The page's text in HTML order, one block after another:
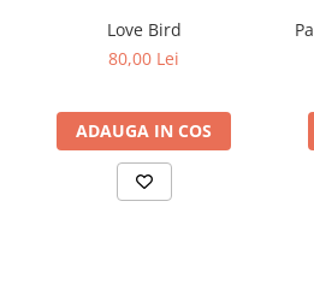
Love Bird
80,00 Lei
ADAUGA IN COS